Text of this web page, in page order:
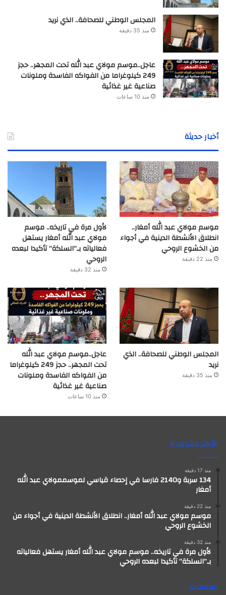
المجلس الوطني للصحافة.. الذي نريد
منذ 35 دقيقة
عاجل..موسم مولاي عبد الله تحت المجهر.. حجز
249 كيلوغراما من الفواكه الفاسدة وملونات
صناعية غير غذائية
منذ 10 ساعات
أخبار حديثة
موسم مولاي عبد الله أمغار..
انطلاق الأنشطة الدينية في أجواء
من الخشوع الروحي
منذ 22 دقيقة
لأول مرة في تاريخه.. موسم
مولاي عبد الله أمغار يستهل
فعالياته بـ”السلكة” تأكيدا لبعده
الروحي
منذ 32 دقيقة
المجلس الوطني للصحافة.. الذي
نريد
منذ 35 دقيقة
عاجل..موسم مولاي عبد الله
تحت المجهر.. حجز 249 كيلوغراما
من الفواكه الفاسدة وملونات
صناعية غير غذائية
منذ 10 ساعات
الأكثر مشاهدة
منذ 17 دقيقة
134 سربة و2140 فارسا في إحصاء قياسي لموسممولاي عبد الله
أمغار
منذ 22 دقيقة
موسم مولاي عبد الله أمغار.. انطلاق الأنشطة الدينية في أجواء من
الخشوع الروحي
منذ 32 دقيقة
لأول مرة في تاريخه.. موسم مولاي عبد الله أمغار يستهل فعالياته
بـ”السلكة” تأكيدا لبعده الروحي
العلامات